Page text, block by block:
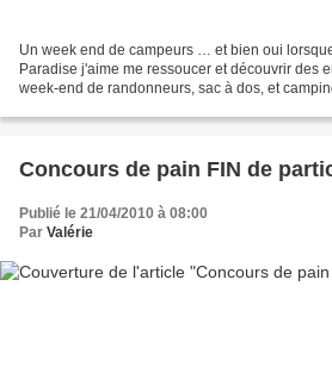
Un week end de campeurs … et bien oui
Paradise j'aime me ressoucer et découvrir des
week-end de randonneurs, sac à dos, et
Concours de pain FIN de
Publié le 21/04/2010 à 08:00
Par Valérie